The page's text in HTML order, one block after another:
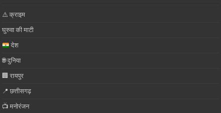
⚠️ क्राइम
घुरुवा की माटी
देश
🌐 दुनिया
🏢 रायपुर
📍 छत्तीसगढ़
📺 मनोरंजन